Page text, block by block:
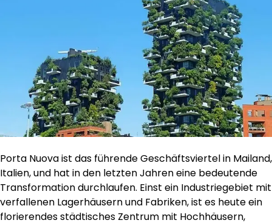
Porta Nuova ist das führende Geschäftsviertel in Mailand,
Italien, und hat in den letzten Jahren eine bedeutende
Transformation durchlaufen. Einst ein Industriegebiet mit
verfallenen Lagerhäusern und Fabriken, ist es heute ein
florierendes städtisches Zentrum mit Hochhäusern,